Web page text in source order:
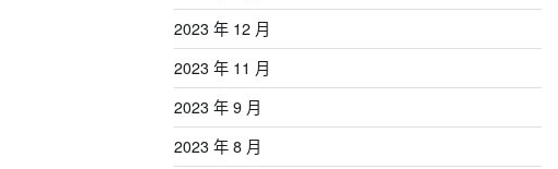
2023 年 12 月
2023 年 11 月
2023 年 9 月
2023 年 8 月